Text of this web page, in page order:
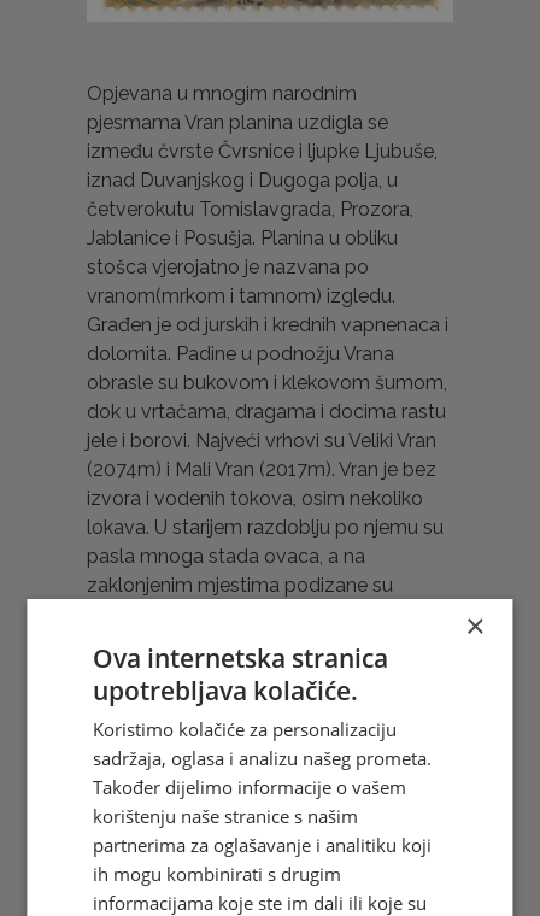
Opjevana u mnogim narodnim
pjesmama Vran planina uzdigla se
između čvrste Čvrsnice i ljupke Ljubuše,
iznad Duvanjskog i Dugoga polja, u
četverokutu Tomislavgrada, Prozora,
Jablanice i Posušja. Planina u obliku
stošca vjerojatno je nazvana po
vranom(mrkom i tamnom) izgledu.
Građen je od jurskih i krednih vapnenaca i
dolomita. Padine u podnožju Vrana
obrasle su bukovom i klekovom šumom,
dok u vrtačama, dragama i docima rastu
jele i borovi. Najveći vrhovi su Veliki Vran
(2074m) i Mali Vran (2017m). Vran je bez
izvora i vodenih tokova, osim nekoliko
lokava. U starijem razdoblju po njemu su
pasla mnoga stada ovaca, a na
zaklonjenim mjestima podizane su
Mijata Tomića iz 17. st. Više je lokaliteta
na Vranu i u njegovoj okolici koji se zovu
Mijatova pećina. Godina 2002.
proglašena je Međunarodnom godinom
planina, u kojoj se također obilježava 110
godina planinarstva u BiH. Nakon
osnivanja Hrvatskog planinarskog
društva u Zagrebu 1874. u BiH
gradovima osnivaju se njegove
×
Ova internetska stranica
upotrebljava kolačiće.
Koristimo kolačiće za personalizaciju
sadržaja, oglasa i analizu našeg prometa.
Također dijelimo informacije o vašem
korištenju naše stranice s našim
partnerima za oglašavanje i analitiku koji
ih mogu kombinirati s drugim
informacijama koje ste im dali ili koje su